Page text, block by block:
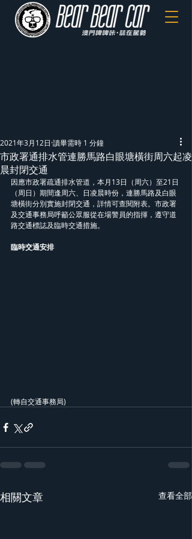
市政署通排水管連勝馬路白眼塘橫街周六起凌
晨封閉交通
2021年3月12日 讀畢需時 1 分鐘
因應市政署疏通排水管道，本月13日（周六）至21日
（周日）期間逢周六、日凌晨時份，連勝馬路及白眼
塘橫街分別實施封閉交通，詳情可查閱附表。市政署
及交通事務局呼籲公眾服從在場警員的指揮，遵守道
路交通標誌及臨時交通措施。
臨時交通安排
(轉自交通事務局)
相關文章 查看全部